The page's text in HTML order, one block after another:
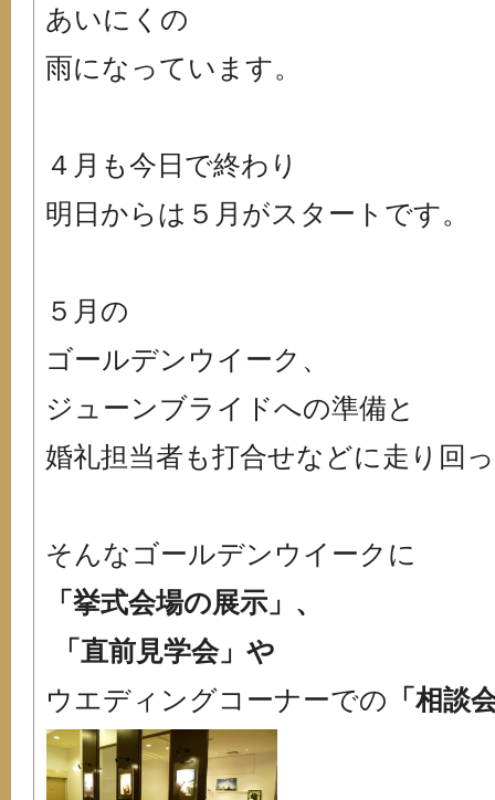
あいにくの
雨になっています。
４月も今日で終わり
明日からは５月がスタートです。
５月の
ゴールデンウイーク、
ジューンブライドへの準備と
婚礼担当者も打合せなどに走り回
そんなゴールデンウイークに
「挙式会場の展示」、
「直前見学会」や
ウエディングコーナーでの 「相談